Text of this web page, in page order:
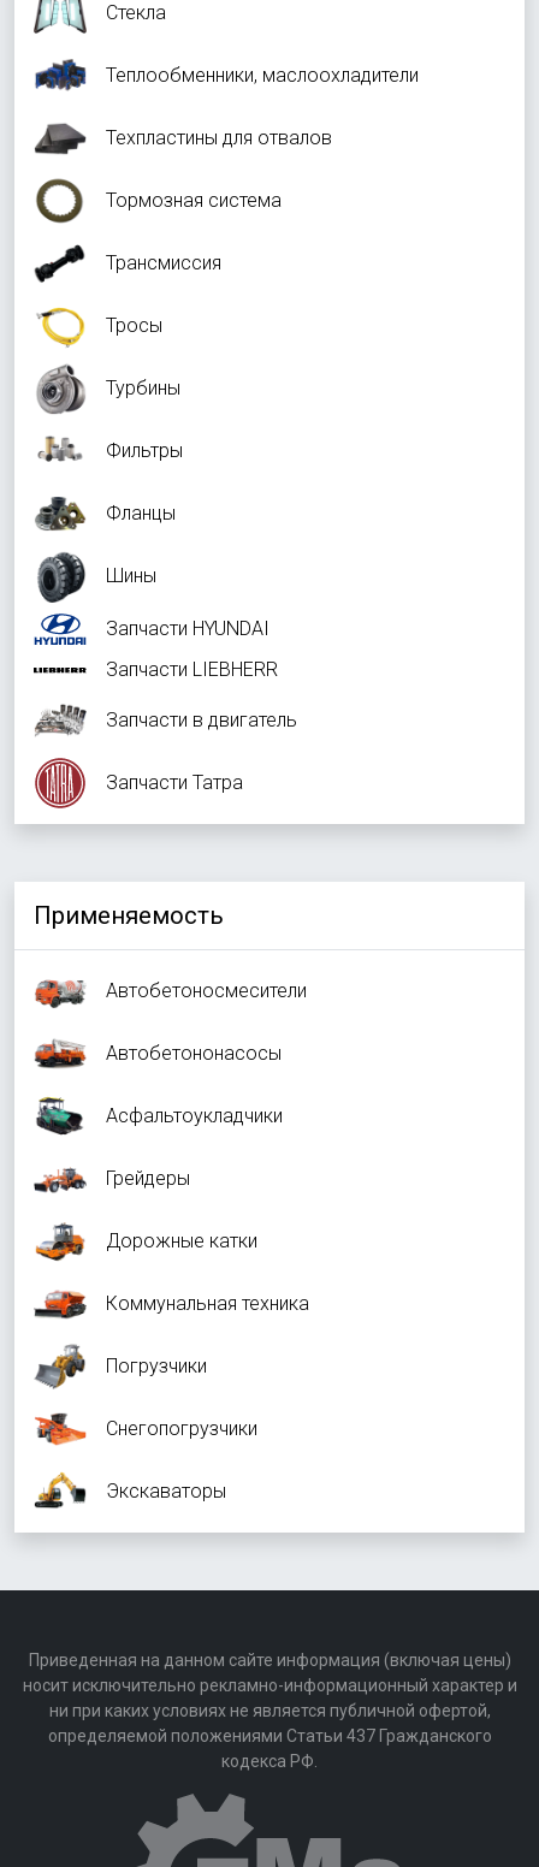
Стекла
Теплообменники, маслоохладители
Техпластины для отвалов
Тормозная система
Трансмиссия
Тросы
Турбины
Фильтры
Фланцы
Шины
Запчасти HYUNDAI
Запчасти LIEBHERR
Запчасти в двигатель
Запчасти Татра
Применяемость
Автобетоносмесители
Автобетононасосы
Асфальтоукладчики
Грейдеры
Дорожные катки
Коммунальная техника
Погрузчики
Снегопогрузчики
Экскаваторы
Приведенная на данном сайте информация (включая цены)
носит исключительно рекламно-информационный характер и
ни при каких условиях не является публичной офертой,
определяемой положениями Статьи 437 Гражданского
кодекса РФ.